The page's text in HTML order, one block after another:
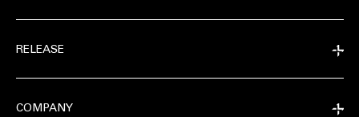
RELEASE
COMPANY